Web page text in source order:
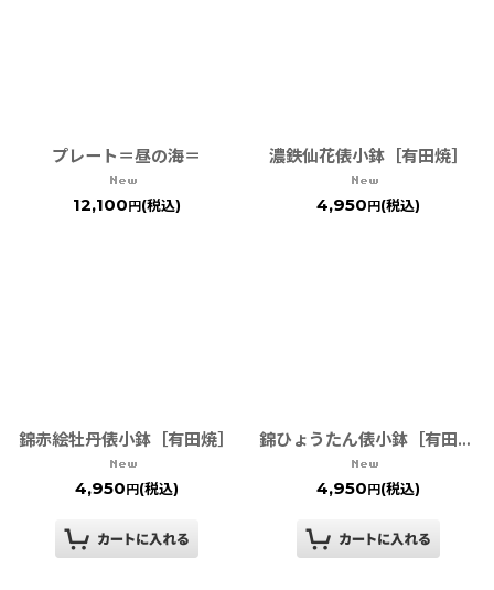
プレート＝昼の海＝
12,100円(税込)
濃鉄仙花俵小鉢［有田焼］
4,950円(税込)
錦赤絵牡丹俵小鉢［有田焼］
4,950円(税込)
錦ひょうたん俵小鉢［有田焼］
4,950円(税込)